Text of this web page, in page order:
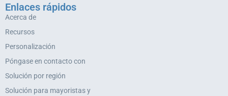
Enlaces rápidos
Acerca de
Recursos
Personalización
Póngase en contacto con
Solución por región
Solución para mayoristas y